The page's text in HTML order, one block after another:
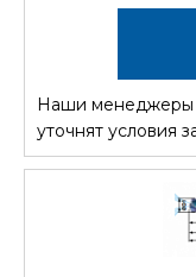
Наши менеджеры
уточнят условия